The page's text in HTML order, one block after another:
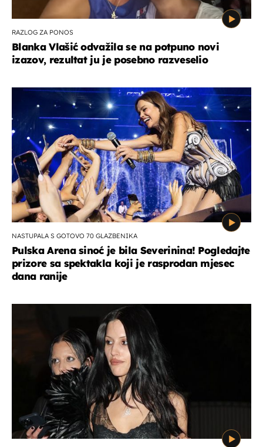
RAZLOG ZA PONOS
Blanka Vlašić odvažila se na potpuno novi
izazov, rezultat ju je posebno razveselio
NASTUPALA S GOTOVO 70 GLAZBENIKA
Pulska Arena sinoć je bila Severinina! Pogledajte
prizore sa spektakla koji je rasprodan mjesec
dana ranije